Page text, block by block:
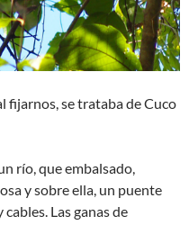
fijarnos, se trataba de Cuco
río, que embalsado,
y sobre ella, un puente
Las ganas de